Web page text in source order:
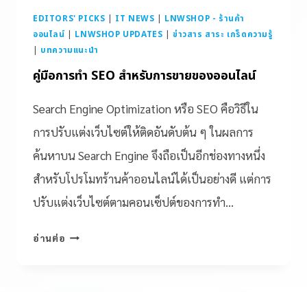
EDITORS' PICKS | IT NEWS | LNWSHOP - ร้านค้า
ออนไลน์ | LNWSHOP UPDATES |ข่าวสาร สาระ เกร็ดความรู้
| บทความแนะนำ
คู่มือการทำ SEO สำหรับการขายของออนไลน์
Search Engine Optimization หรือ SEO คือวิธีใน
การปรับแต่งเว็บไซต์ให้ติดอันดับต้น ๆ ในผลการ
ค้นหาบน Search Engine จึงถือเป็นอีกช่องทางหนึ่ง
สำหรับโปรโมทร้านค้าออนไลน์ได้เป็นอย่างดี แต่การ
ปรับแต่งเว็บไซต์ตามคอนเซ็ปต์ของการทำ…
อ่านต่อ